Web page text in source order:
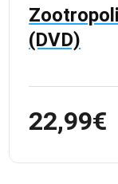
(DVD)
22,99€